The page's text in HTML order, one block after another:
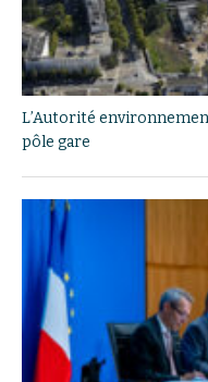
L’Autorité
pôle gare